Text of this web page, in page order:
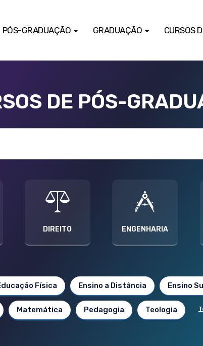
PÓS-GRADUAÇÃO GRADUAÇÃO CURSOS
DE PÓS-
DIREITO ENGENHARIA
Física Ensino a Distância Ensino
Matemática Pedagogia Teologia